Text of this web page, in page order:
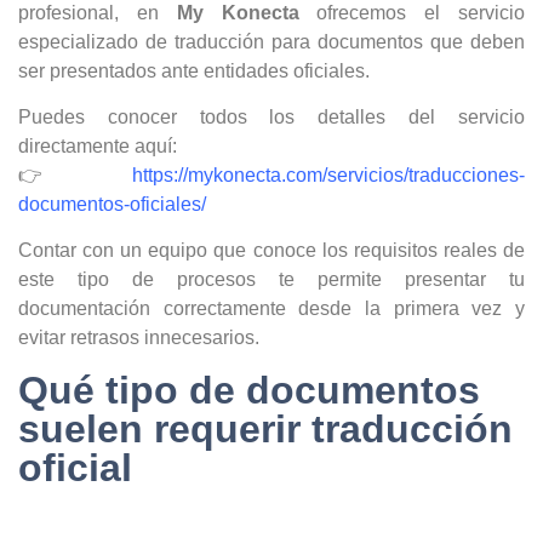
profesional, en
My Konectaofrecemos el servicio
especializado de traducción para documentos que deben
ser presentados ante entidades oficiales.
Puedes conocer todos los detalles del servicio
directamente aquí:
👉
https://mykonecta.com/servicios/traducciones-
documentos-oficiales/
Contar con un equipo que conoce los requisitos reales de
este tipo de procesos te permite presentar tu
documentación correctamente desde la primera vez y
evitar retrasos innecesarios.
Qué tipo de documentos
suelen requerir traducción
oficial